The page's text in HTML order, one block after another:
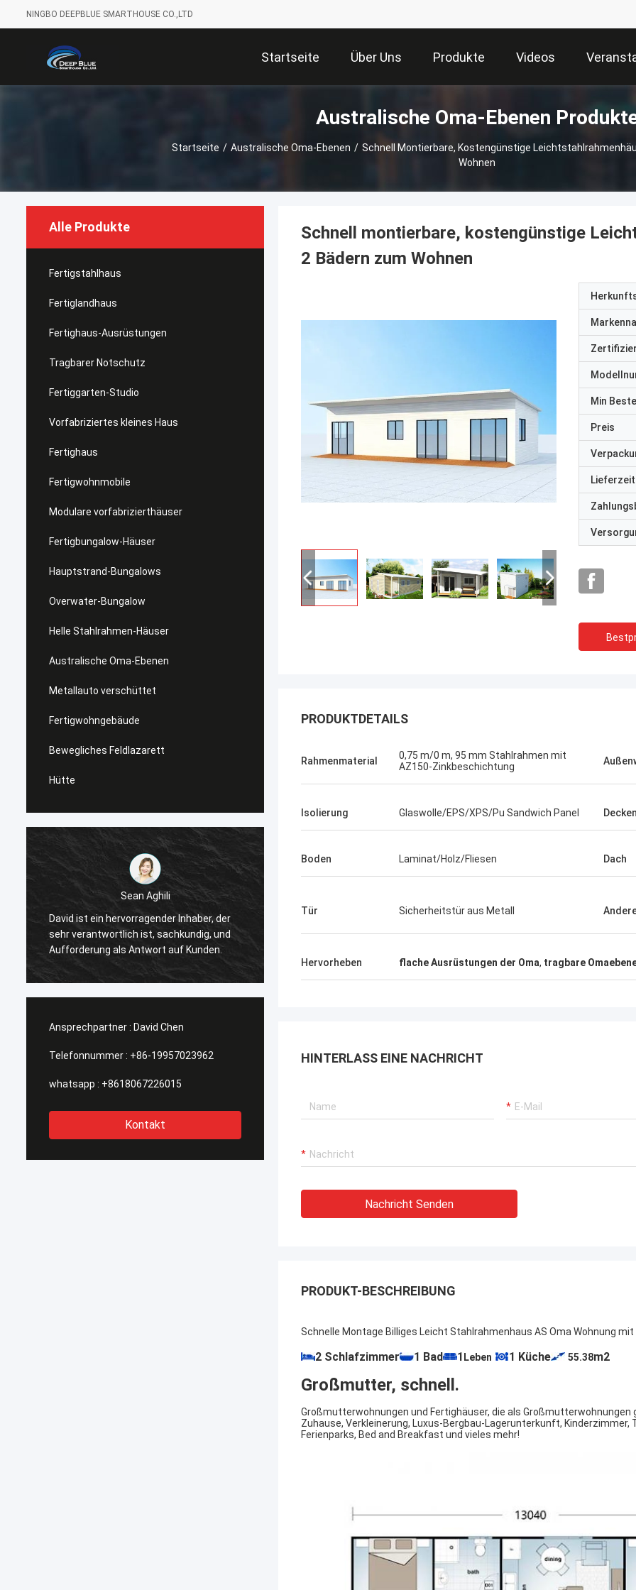
NINGBO DEEPBLUE SMARTHOUSE CO.,LTD
Startseite Über Uns Produkte Videos
Australische Oma-Ebenen
Startseite / Australische Oma-Ebenen / Schnell Montierbare, Kostengünstige
Wohnen
Alle Produkte
Fertigstahlhaus
Fertiglandhaus
Fertighaus-Ausrüstungen
Tragbarer Notschutz
Fertiggarten-Studio
Vorfabriziertes kleines Haus
Fertighaus
Fertigwohnmobile
Modulare vorfabrizierthäuser
Fertigbungalow-Häuser
Hauptstrand-Bungalows
Overwater-Bungalow
Helle Stahlrahmen-Häuser
Australische Oma-Ebenen
Metallauto verschüttet
Fertigwohngebäude
Bewegliches Feldlazarett
Hütte
Sean Aghili
David ist ein hervorragender Inhaber, der
sehr verantwortlich ist, sachkundig, und
Aufforderung als Antwort auf Kunden.
Ich empfehle in hohem Grade David von
suchen, die überall in der Welt versendet
Ansprechpartner : David Chen
Telefonnummer : +86-19957023962
whatsapp : +8618067226015
Kontakt
Schnell montierbare, kostengünstige
2 Bädern zum Wohnen
Min
Preis
Lieferzeit
PRODUKTDETAILS
Rahmenmaterial
0,75 m/0 m, 95 mm Stahlrahmen mit
AZ150-Zinkbeschichtung
Isolierung Glaswolle/EPS/XPS/Pu Sandwich Panel
Boden Laminat/Holz/Fliesen Dach
Tür Sicherheitstür aus Metall
Hervorheben flache Ausrüstungen der Oma, tragbare
HINTERLASS EINE NACHRICHT
Nachricht Senden
PRODUKT-BESCHREIBUNG
Schnelle Montage Billiges Leicht Stahlrahmenhaus AS Oma Wohnung mit
2 Schlafzimmer 1 Bad 1 Leben 1 Küche 55.38m2
Großmutter, schnell.
Großmutterwohnungen und Fertighäuser, die als
Zuhause, Verkleinerung, Luxus-Bergbau-Lagerunterkunft,
Ferienparks, Bed and Breakfast und vieles mehr!